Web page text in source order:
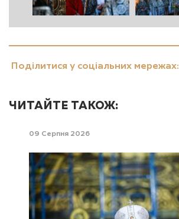
Поділитися у соціальних мережах:
ЧИТАЙТЕ ТАКОЖ:
09 Серпня 2026